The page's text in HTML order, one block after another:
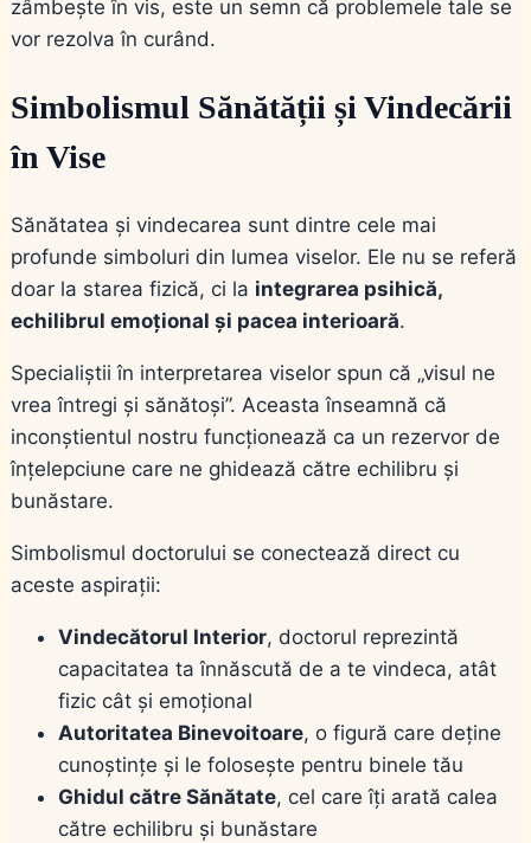
zâmbește în vis, este un semn că problemele tale se
vor rezolva în curând.
Simbolismul Sănătății și Vindecării
în Vise
Sănătatea și vindecarea sunt dintre cele mai
profunde simboluri din lumea viselor. Ele nu se referă
doar la starea fizică, ci la integrarea psihică,
echilibrul emoțional și pacea interioară.
Specialiștii în interpretarea viselor spun că „visul ne
vrea întregi și sănătoși”. Aceasta înseamnă că
inconștientul nostru funcționează ca un rezervor de
înțelepciune care ne ghidează către echilibru și
bunăstare.
Simbolismul doctorului se conectează direct cu
aceste aspirații:
Vindecătorul Interior, doctorul reprezintă
capacitatea ta înnăscută de a te vindeca, atât
fizic cât și emoțional
Autoritatea Binevoitoare, o figură care deține
cunoștințe și le folosește pentru binele tău
Ghidul către Sănătate, cel care îți arată calea
către echilibru și bunăstare